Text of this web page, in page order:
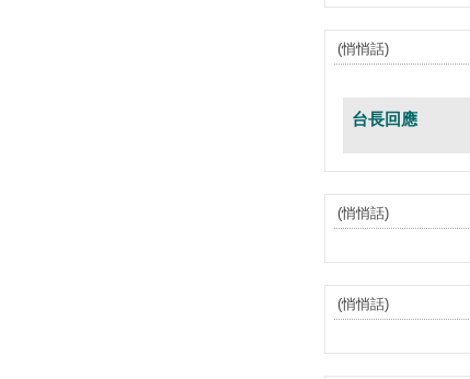
(悄悄話)
台長回應
(悄悄話)
(悄悄話)